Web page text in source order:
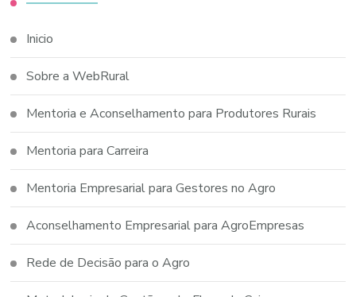
Inicio
Sobre a WebRural
Mentoria e Aconselhamento para Produtores Rurais
Mentoria para Carreira
Mentoria Empresarial para Gestores no Agro
Aconselhamento Empresarial para AgroEmpresas
Rede de Decisão para o Agro